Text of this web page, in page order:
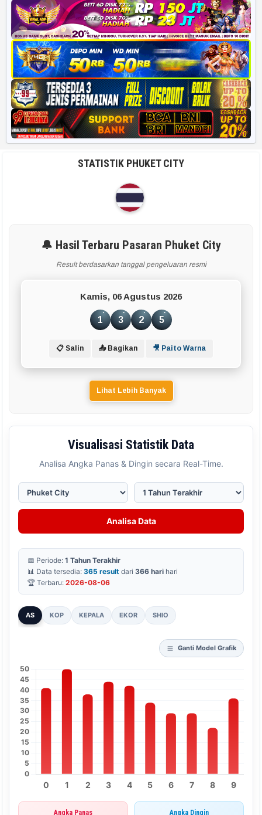
STATISTIK PHUKET CITY
🔔 Hasil Terbaru Pasaran Phuket City
Result berdasarkan tanggal pengeluaran resmi
Kamis, 06 Agustus 2026
1 3 2 5
📋 Salin 📤 Bagikan 🎥 Paito Warna
Lihat Lebih Banyak
Visualisasi Statistik Data
Analisa Angka Panas & Dingin secara Real-Time.
Analisa Data
📅 Periode: 1 Tahun Terakhir
📊 Data tersedia: 365 result dari 366 hari hari
🏆 Terbaru: 2026-08-06
AS KOP KEPALA EKOR SHIO
Ganti Model Grafik
Angka Panas Angka Dingin